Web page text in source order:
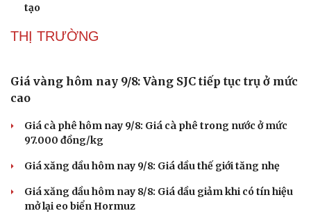
Văn hóa
rừng
28 hộ dân ở xã Nậm Lầu, Sơn La đã được di dời khẩn cấp
năm học mới
Thành phố bọt biển: Giải pháp thích ứng hay cuộc đua
Khu tập thể Thành Công: Người đã đi, nhà vẫn chờ cải
THỊ TRƯỜNG